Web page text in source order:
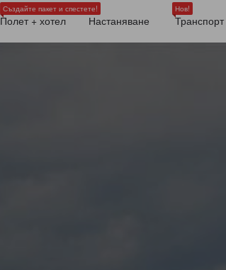
Създайте пакет и спестете!
Полет + хотел Настаняване
Нов!
Транспорт